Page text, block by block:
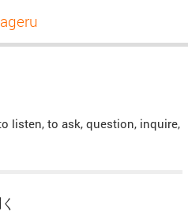
listen, to ask, question, inquire,